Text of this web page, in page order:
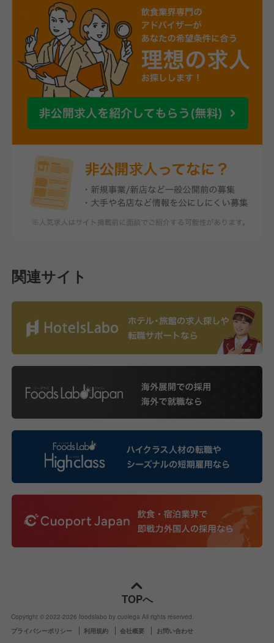
関連サイト
TOPへ
Copyright © 2022-2026 foodslabo by cuolega All rights reserved.
プライバシーポリシー
利用規約 会社概要 お問い合わせ